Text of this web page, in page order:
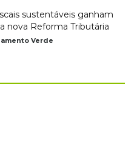
sustentáveis ganham
nova Reforma Tributária
Verde